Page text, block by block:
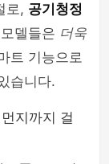
로, 공기청정
델들은 더욱
트 기능으로
습니다.
지까지 걸